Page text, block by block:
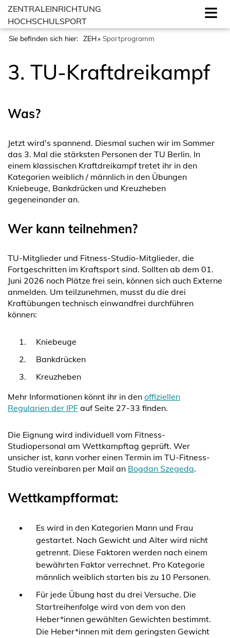
ZENTRALEINRICHTUNG
HOCHSCHULSPORT
Sie befinden sich hier: ZEH Sportprogramm
3. TU-Kraftdreikampf
Was?
Jetzt wird's spannend. Diesmal suchen wir im Sommer
das 3. Mal die stärksten Personen der TU Berlin. In
einem klassischen Kraftdreikampf tretet ihr in den
Kategorien weiblich / männlich in den Übungen
Kniebeuge, Bankdrücken und Kreuzheben
gegeneinander an.
Wer kann teilnehmen?
TU-Mitglieder und Fitness-Studio-Mitglieder, die
Fortgeschritten im Kraftsport sind. Sollten ab dem 01.
Juni 2026 noch Plätze frei sein, können sich auch Externe
anmelden. Um teilzunehmen, musst du die drei
Kraftübungen technisch einwandfrei durchführen
können:
Kniebeuge
Bankdrücken
Kreuzheben
Mehr Informationen könnt ihr in den offiziellen
Regularien der IPF auf Seite 27-33 finden.
Die Eignung wird individuell vom Fitness-
Studiopersonal am Wettkampftag geprüft. Wer
unsicher ist, kann vorher einen Termin im TU-Fitness-
Studio vereinbaren per Mail an Bogdan Szegeda.
Wettkampfformat:
Es wird in den Kategorien Mann und Frau
gestartet. Nach Gewicht und Alter wird nicht
getrennt. Diese Faktoren werden nach einem
bewährten Faktor verrechnet. Pro Kategorie
männlich weiblich starten bis zu 10 Personen.
Für jede Übung hast du drei Versuche. Die
Startreihenfolge wird von dem von den
Heber*innen gewählten Gewichten bestimmt.
Die Heber*innen mit dem geringsten Gewicht